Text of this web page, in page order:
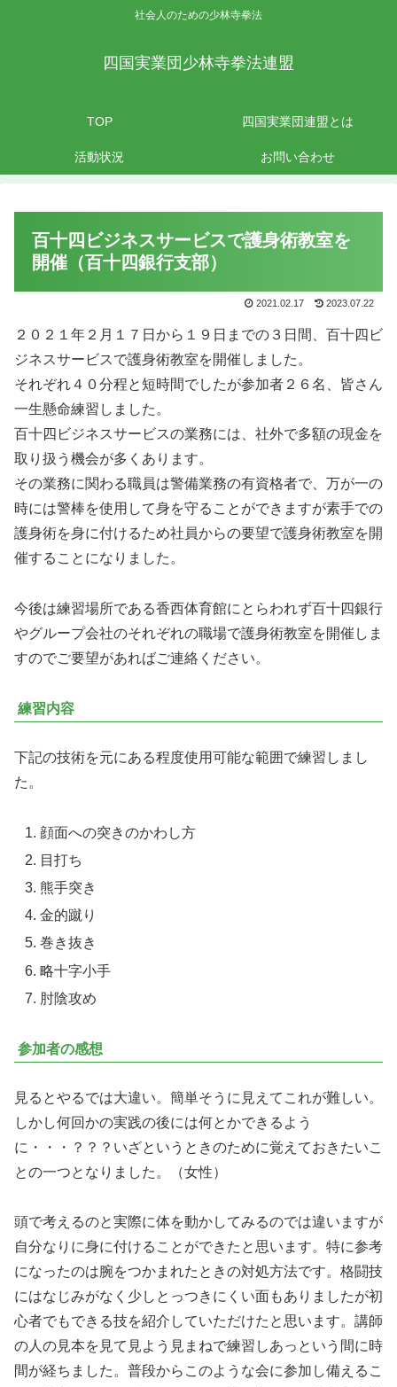
社会人のための少林寺拳法
四国実業団少林寺拳法連盟
TOP 四国実業団連盟とは
活動状況 お問い合わせ
百十四ビジネスサービスで護身術教室を
開催（百十四銀行支部）
2021.02.17 2023.07.22
２０２１年２月１７日から１９日までの３日間、百十四ビ
ジネスサービスで護身術教室を開催しました。
それぞれ４０分程と短時間でしたが参加者２６名、皆さん
一生懸命練習しました。
百十四ビジネスサービスの業務には、社外で多額の現金を
取り扱う機会が多くあります。
その業務に関わる職員は警備業務の有資格者で、万が一の
時には警棒を使用して身を守ることができますが素手での
護身術を身に付けるため社員からの要望で護身術教室を開
催することになりました。
今後は練習場所である香西体育館にとらわれず百十四銀行
やグループ会社のそれぞれの職場で護身術教室を開催しま
すのでご要望があればご連絡ください。
練習内容
下記の技術を元にある程度使用可能な範囲で練習しまし
た。
顔面への突きのかわし方
目打ち
熊手突き
金的蹴り
巻き抜き
略十字小手
肘陰攻め
参加者の感想
見るとやるでは大違い。簡単そうに見えてこれが難しい。
しかし何回かの実践の後には何とかできるよう
に・・・？？？いざというときのために覚えておきたいこ
との一つとなりました。（女性）
頭で考えるのと実際に体を動かしてみるのでは違いますが
自分なりに身に付けることができたと思います。特に参考
になったのは腕をつかまれたときの対処方法です。格闘技
にはなじみがなく少しとっつきにくい面もありましたが初
心者でもできる技を紹介していただけたと思います。講師
の人の見本を見て見よう見まねで練習しあっという間に時
間が経ちました。普段からこのような会に参加し備えるこ